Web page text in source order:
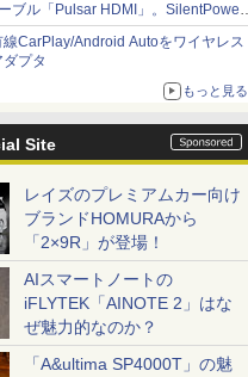
ブル「Pulsar HDMI」。SilentPower
線CarPlay/Android Autoをワイヤレス
プタ
もっと見る
Site
レイズのプレミアムカー向け
ブランドHOMURAから
「2×9R」が登場！
AIスマートノートの
iFLYTEK「AINOTE 2」はな
ぜ魅力的なのか？
「A&ultima SP4000T」の魅